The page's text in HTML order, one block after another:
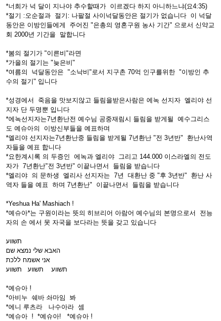
*너희가 넉 달이 지나야 추수할때가 이르겠다 하지 아니하느냐(요4:35)
*절기 :오순절과 절기: 나팔절 사이넉달동안은 절기가 없습니다 이 넉달
동안은 이방인들에게 주어진 "은총의 영혼구원 농사 기간" 으로서 신약교
회 2000년 기간을 말합니다
*봄의 절기가 "이른비"라면
*가을의 절기는 "늦은비"
*여름의 넉달동안은 "소낙비"로서 지구촌 70억 인구를위한 "이방인 추
수의 절기" 입니다
*성경에서 죽음을 맛보지않고 들림을받은사람은 에녹 선지자 엘리야 선
지자 단 두명뿐 입니다
*에녹선지자는7년환난전 예수님 공중재림시 들림을 받게될 예수그리스
도 예슈아의 이방신부들을 예표하며
*엘리야 선지자는7년환난중 들림을 받게될 7년환난 "전 3년반" 환난사역
자들을 예표 합니다
*요한계시록 의 두증인 에녹과 엘리야 그리고 144.000 이스라엘의 전도
자가 7년환난"전 3년반" 이끝나면서 들림을 받습니다
*엘리야 의 문하생 엘리사 선지자는 7년 대환난 중 "후 3년반" 환난 사
역자 들을 예표 하며 7년환난" 이끝나면서 들림을 받습니다
*Yeshua Ha' Mashiach !
*예슈아*는 구원이라는 뜻의 히브리어 아람어 예수님의 본명으로서 전능
자의 손 에서 못 자국을 보다라는 뜻을 갖고 있습니다
תשווע
האבא שלי נמצא שם
אני אשמח ללכת
תשווע תשווע תשווע
*예슈아 !
*아비누 쉐바 솨마임 봐
*에니 루츠라 나수아라 셈
*예슈아 ! *예슈아! *예슈아 !